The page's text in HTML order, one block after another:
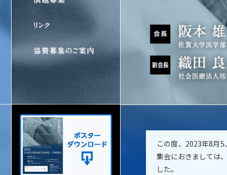
この度、2023年8月
集会におきましては
した。